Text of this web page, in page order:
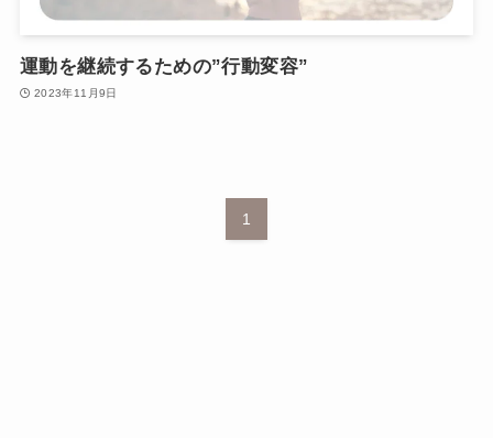
運動を継続するための”行動変容”
2023年11月9日
1